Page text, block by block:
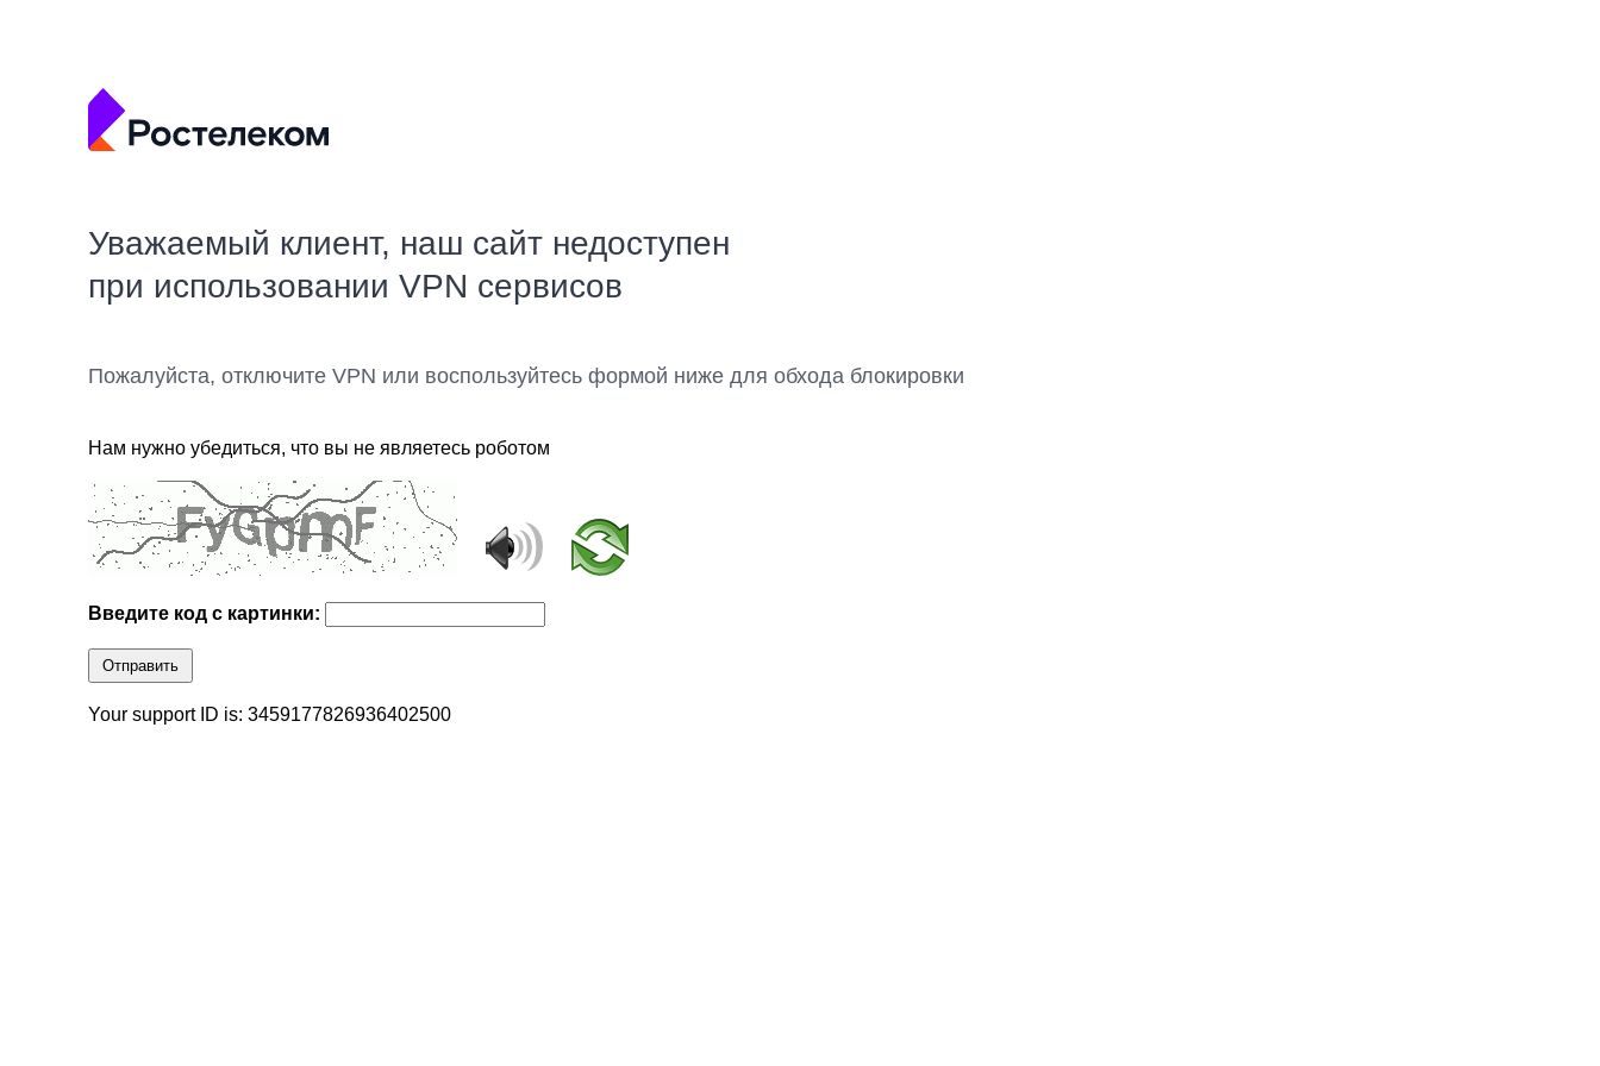
Уважаемый клиент, наш сайт недоступен
при использовании VPN сервисов
Пожалуйста, отключите VPN или воспользуйтесь формой ниже для обхода блокировки
Нам нужно убедиться, что вы не являетесь роботом
Введите код с картинки:
Отправить
Your support ID is: 3459177826936402500